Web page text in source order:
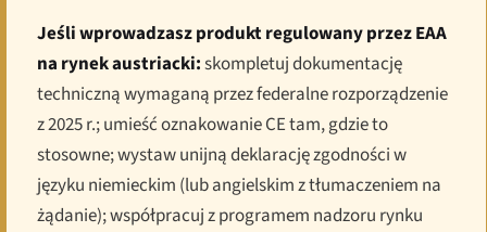
Jeśli wprowadzasz produkt regulowany przez EAA
na rynek austriacki:skompletuj dokumentację
techniczną wymaganą przez federalne rozporządzenie
z 2025 r.; umieść oznakowanie CE tam, gdzie to
stosowne; wystaw unijną deklarację zgodności w
języku niemieckim (lub angielskim z tłumaczeniem na
żądanie); współpracuj z programem nadzoru rynku